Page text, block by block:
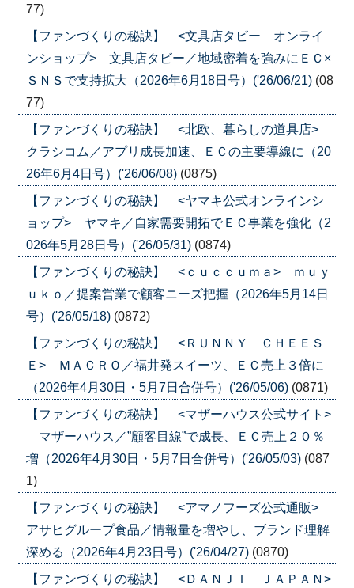
77)
【ファンづくりの秘訣】 <文具店タビー オンライ
ンショップ> 文具店タビー／地域密着を強みにＥＣ×
ＳＮＳで支持拡大（2026年6月18日号）('26/06/21) (08
77)
【ファンづくりの秘訣】 <北欧、暮らしの道具店>
クラシコム／アプリ成長加速、ＥＣの主要導線に（20
26年6月4日号）('26/06/08) (0875)
【ファンづくりの秘訣】 <ヤマキ公式オンラインシ
ョップ> ヤマキ／自家需要開拓でＥＣ事業を強化（2
026年5月28日号）('26/05/31) (0874)
【ファンづくりの秘訣】 <ｃｕｃｃｕｍａ> ｍｕｙ
ｕｋｏ／提案営業で顧客ニーズ把握（2026年5月14日
号）('26/05/18) (0872)
【ファンづくりの秘訣】 <ＲＵＮＮＹ ＣＨＥＥＳ
Ｅ> ＭＡＣＲＯ／福井発スイーツ、ＥＣ売上３倍に
（2026年4月30日・5月7日合併号）('26/05/06) (0871)
【ファンづくりの秘訣】 <マザーハウス公式サイト>
マザーハウス／”顧客目線”で成長、ＥＣ売上２０％
増（2026年4月30日・5月7日合併号）('26/05/03) (087
1)
【ファンづくりの秘訣】 <アマノフーズ公式通販>
アサヒグループ食品／情報量を増やし、ブランド理解
深める（2026年4月23日号）('26/04/27) (0870)
【ファンづくりの秘訣】 <ＤＡＮＪＩ ＪＡＰＡＮ>